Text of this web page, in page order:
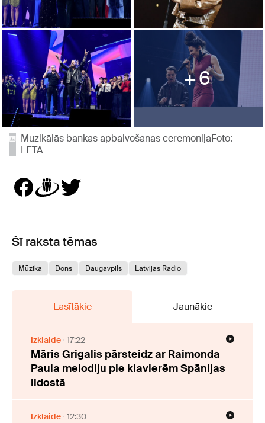
6
Muzikālās bankas apbalvošanas ceremonijaFoto:
LETA
Šī raksta tēmas
Mūzika Dons Daugavpils Latvijas Radio
Lasītākie Jaunākie
Izklaide 17:22
Māris Grigalis pārsteidz ar Raimonda
Paula melodiju pie klavierēm Spānijas
lidostā
Izklaide 12:30